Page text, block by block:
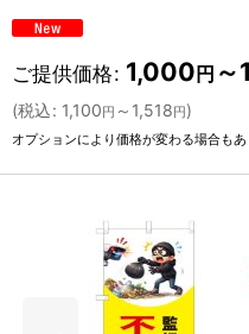
ご提供価格: 1,000 円
(税込: 1,100 円 ～1,518 円 )
オプションにより価格が変わる場合もあ